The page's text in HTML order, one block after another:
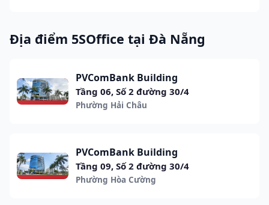
Địa điểm 5SOffice tại Đà Nẵng
PVComBank Building
Tầng 06, Số 2 đường 30/4
Phường Hải Châu
PVComBank Building
Tầng 09, Số 2 đường 30/4
Phường Hòa Cường